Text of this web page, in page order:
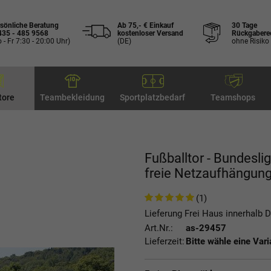
Beratung
- 485 9568
- Fr 7:30 - 20:00 Uhr)
Ab 75,- € Einkauf
kostenloser Versand
(DE)
30 Tage
ohne Risiko
Teambekleidung Sportplatzbedarf Teamshops
Fußballtor -
freie
(1)
Lieferung Frei Haus innerhalb
Art.Nr.:
as-29457
Lieferzeit: Bitte wähle eine